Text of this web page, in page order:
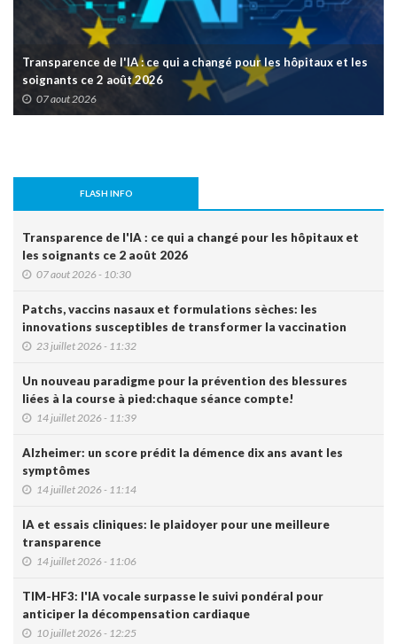
Transparence de l'IA : ce qui a changé pour les hôpitaux et les
soignants ce 2 août 2026
07 aout 2026
FLASH INFO
Transparence de l'IA : ce qui a changé pour les hôpitaux et
les soignants ce 2 août 2026
07 aout 2026 - 10:30
Patchs, vaccins nasaux et formulations sèches: les
innovations susceptibles de transformer la vaccination
23 juillet 2026 - 11:32
Un nouveau paradigme pour la prévention des blessures
liées à la course à pied:chaque séance compte!
14 juillet 2026 - 11:39
Alzheimer: un score prédit la démence dix ans avant les
symptômes
14 juillet 2026 - 11:14
IA et essais cliniques: le plaidoyer pour une meilleure
transparence
14 juillet 2026 - 11:06
TIM-HF3: l'IA vocale surpasse le suivi pondéral pour
anticiper la décompensation cardiaque
10 juillet 2026 - 12:25